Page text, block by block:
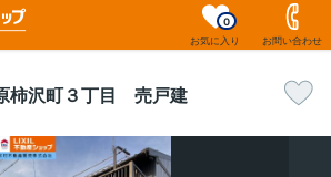
お気に入り
0
お問い合わせ
柿沢町３丁目 売戸建